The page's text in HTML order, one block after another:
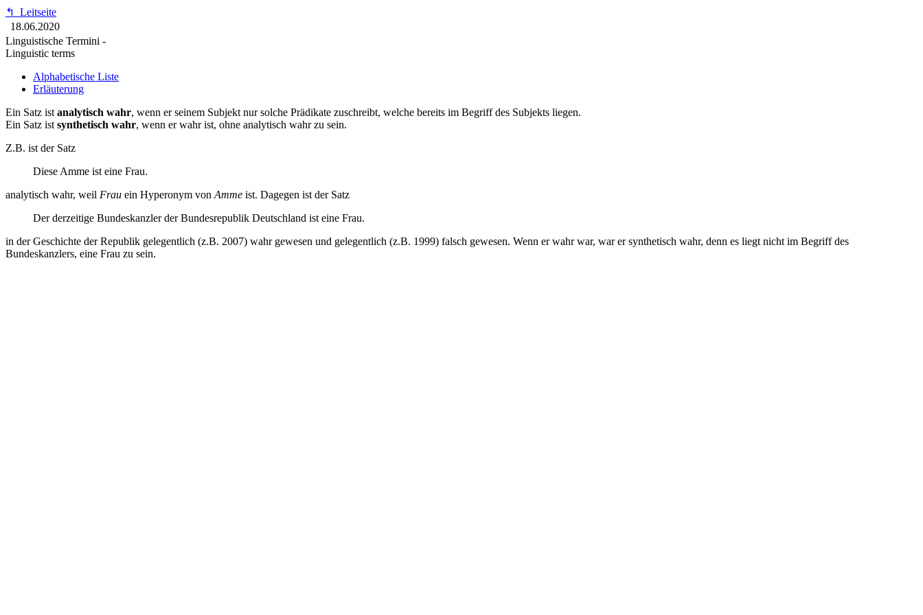
↰
Leitseite
18.06.2020
Linguistische Termini -
Linguistic terms
Alphabetische Liste
Erläuterung
Ein Satz ist analytisch wahr, wenn er seinem Subjekt nur solche Prädikate zuschreibt, welche bereits im Begriff des Subjekts liegen.
Ein Satz ist synthetisch wahr, wenn er wahr ist, ohne analytisch wahr zu sein.
Z.B. ist der Satz
Diese Amme ist eine Frau.
analytisch wahr, weil Frau ein Hyperonym von Amme ist. Dagegen ist der Satz
Der derzeitige Bundeskanzler der Bundesrepublik Deutschland ist eine Frau.
in der Geschichte der Republik gelegentlich (z.B. 2007) wahr gewesen und gelegentlich (z.B. 1999) falsch gewesen. Wenn er wahr war, war er synthetisch wahr, denn es liegt nicht im Begriff des
Bundeskanzlers, eine Frau zu sein.